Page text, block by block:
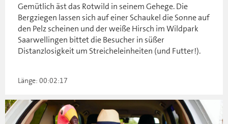
Gemütlich äst das Rotwild in seinem Gehege. Die
Bergziegen lassen sich auf einer Schaukel die Sonne auf
den Pelz scheinen und der weiße Hirsch im Wildpark
Saarwellingen bittet die Besucher in süßer
Distanzlosigkeit um Streicheleinheiten (und Futter!).
Länge: 00:02:17